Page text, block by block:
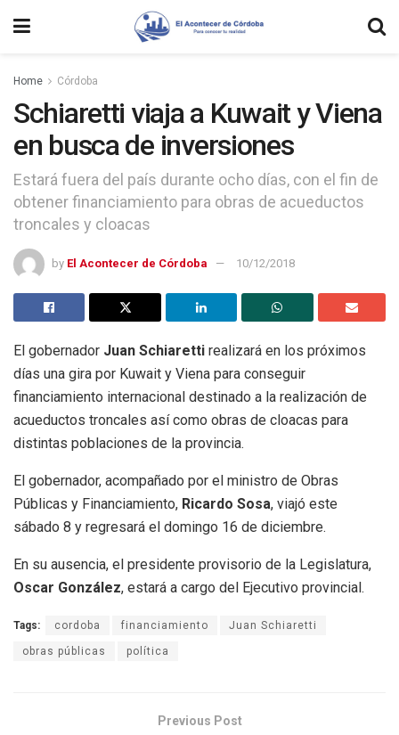
Home Córdoba
Schiaretti viaja a Kuwait y Viena
en busca de inversiones
Estará fuera del país durante ocho días, con el fin de
obtener financiamiento para obras de acueductos
troncales y cloacas
by El Acontecer de Córdoba 10/12/2018
El gobernador Juan Schiaretti realizará en los próximos
días una gira por Kuwait y Viena para conseguir
financiamiento internacional destinado a la realización de
acueductos troncales así como obras de cloacas para
distintas poblaciones de la provincia.
El gobernador, acompañado por el ministro de Obras
Públicas y Financiamiento, Ricardo Sosa, viajó este
sábado 8 y regresará el domingo 16 de diciembre.
En su ausencia, el presidente provisorio de la Legislatura,
Oscar González, estará a cargo del Ejecutivo provincial.
Tags: cordoba financiamiento Juan Schiaretti
obras públicas política
Previous Post